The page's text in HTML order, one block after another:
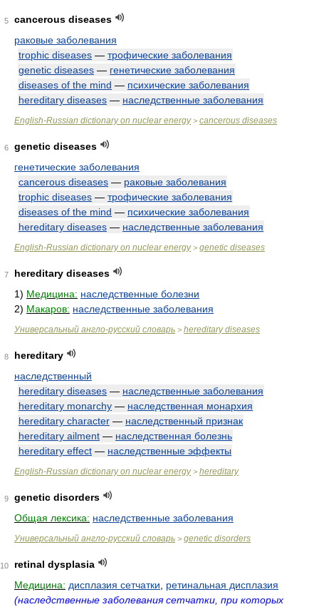
5
cancerous diseases
раковые заболевания
trophic diseases — трофические заболевания
genetic diseases — генетические заболевания
diseases of the mind — психические заболевания
hereditary diseases — наследственные заболевания
English-Russian dictionary on nuclear energy> cancerous diseases
6
genetic diseases
генетические заболевания
cancerous diseases — раковые заболевания
trophic diseases — трофические заболевания
diseases of the mind — психические заболевания
hereditary diseases — наследственные заболевания
English-Russian dictionary on nuclear energy> genetic diseases
7
hereditary diseases
1) Медицина: наследственные болезни
2) Макаров: наследственные заболевания
Универсальный англо-русский словарь > hereditary diseases
8
hereditary
наследственный
hereditary diseases — наследственные заболевания
hereditary monarchy — наследственная монархия
hereditary character — наследственный признак
hereditary ailment — наследственная болезнь
hereditary effect — наследственные эффекты
English-Russian dictionary on nuclear energy> hereditary
9
genetic disorders
Общая лексика: наследственные заболевания
Универсальный англо-русский словарь > genetic disorders
10
retinal dysplasia
Медицина: дисплазия сетчатки
ретинальная дисплазия
(наследственные заболевания сетчатки, при которых